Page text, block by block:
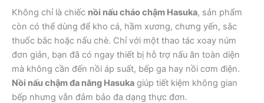
Không chỉ là chiếc nồi nấu cháo chậm Hasuka, sản phẩm
còn có thể dùng để kho cá, hầm xương, chưng yến, sắc
thuốc bắc hoặc nấu chè. Chỉ với một thao tác xoay núm
đơn giản, bạn đã có ngay thiết bị hỗ trợ nấu ăn toàn diện
mà không cần đến nồi áp suất, bếp ga hay nồi cơm điện.
Nồi nấu chậm đa năng Hasuka giúp tiết kiệm không gian
bếp nhưng vẫn đảm bảo đa dạng thực đơn.